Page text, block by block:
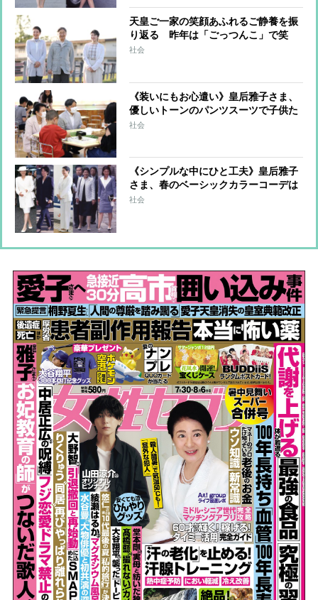
天皇ご一家の笑顔あふれるご静養を振
り返る 昨年は「ごっつんこ」で笑
顔、愛子さまの思い出は家族とサーフ
社会
《装いにもお心遣い》皇后雅子さま、
優しいトーンのパンツスーツで子供た
ちへ向けられる温かい眼差し
社会
《シンプルな中にひと工夫》皇后雅子
さま、春のベーシックカラーコーデは
アクセサリーや小物でツヤ感をプラス
社会